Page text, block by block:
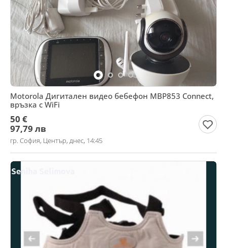
Motorola Дигитален видео бебефон MBP853 Connect,
връзка с WiFi
50 €
97,79 лв
гр. София, Център, днес, 14:45